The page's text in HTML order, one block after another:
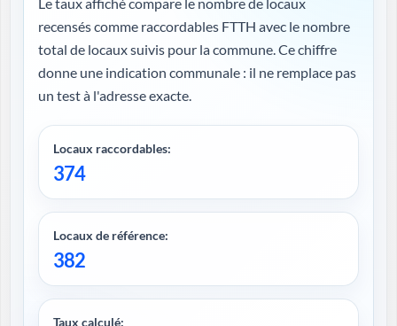
recensés comme raccordables FTTH avec le nombre
total de locaux suivis pour la commune. Ce chiffre
donne une indication communale : il ne remplace pas
un test à l'adresse exacte.
Locaux raccordables:
374
Locaux de référence:
382
Taux calculé: